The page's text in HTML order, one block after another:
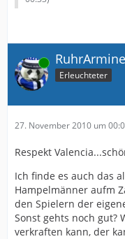
Online RuhrArmine
Erleuchteter
27. November 2010 um
Respekt
Ich finde es auch das
Hampelmänner aufm
den Spielern der
Sonst gehts noch gut?
verkraften kann, der